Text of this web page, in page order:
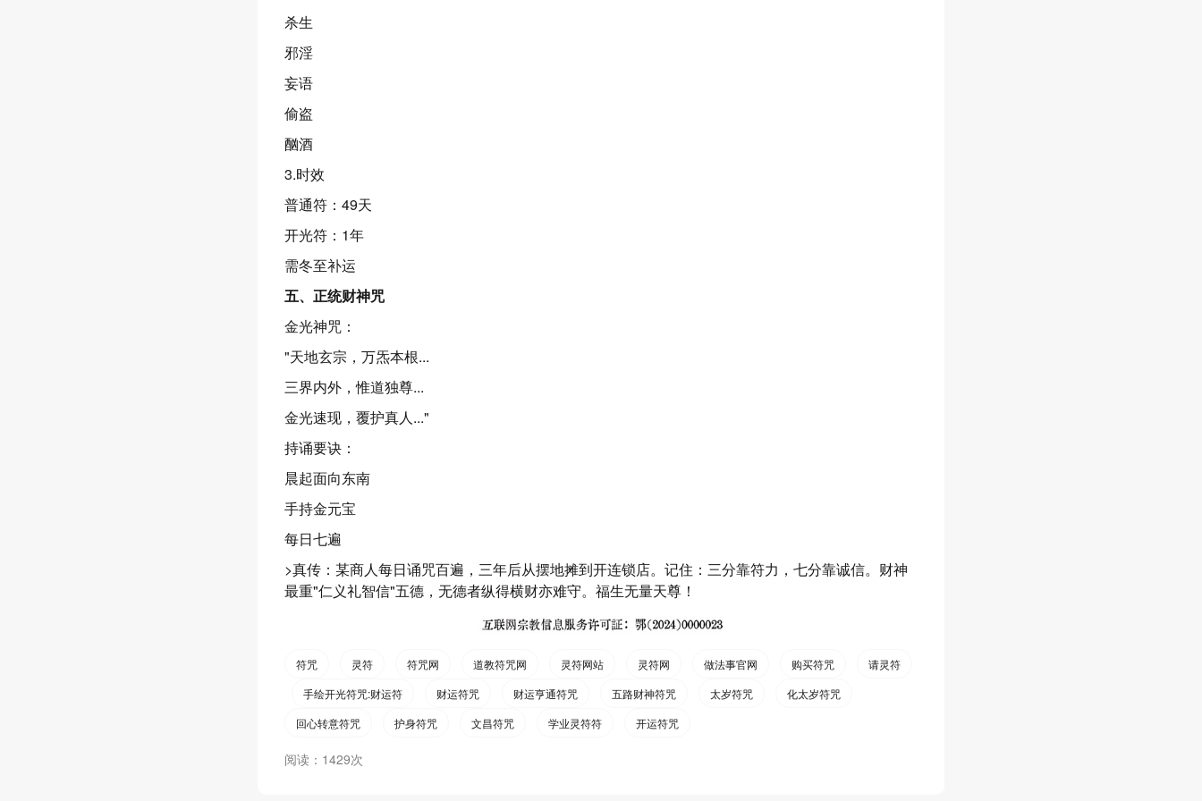
杀生
邪淫
妄语
偷盗
酗酒
3.时效
普通符：49天
开光符：1年
需冬至补运
五、正统财神咒
金光神咒：
"天地玄宗，万炁本根...
三界内外，惟道独尊...
金光速现，覆护真人..."
持诵要诀：
晨起面向东南
手持金元宝
每日七遍
>真传：某商人每日诵咒百遍，三年后从摆地摊到开连锁店。记住：三分靠符力，七分靠诚信。财神
最重"仁义礼智信"五德，无德者纵得横财亦难守。福生无量天尊！
符咒 灵符 符咒网 道教符咒网 灵符网站 灵符网 做法事官网 购买符咒
请灵符
手绘开光符咒:财运符
财运符咒 财运亨通符咒 五路财神符咒 太岁符咒
化太岁符咒
回心转意符咒
护身符咒 文昌符咒 学业灵符符 开运符咒
阅读：1429次